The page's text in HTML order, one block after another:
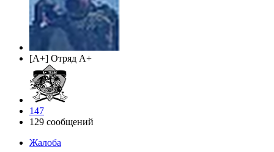
[A+] Отряд A+
147
129 сообщений
Жалоба